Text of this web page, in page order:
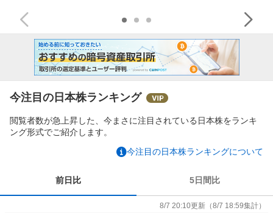
今注目の日本株ランキング
閲覧者数が急上昇した、今まさに注目されている日本株をランキ
ング形式でご紹介します。
今注目の日本株ランキングについて
前日比 5日間比
8/7 20:10更新 （8/7 18:59集計）